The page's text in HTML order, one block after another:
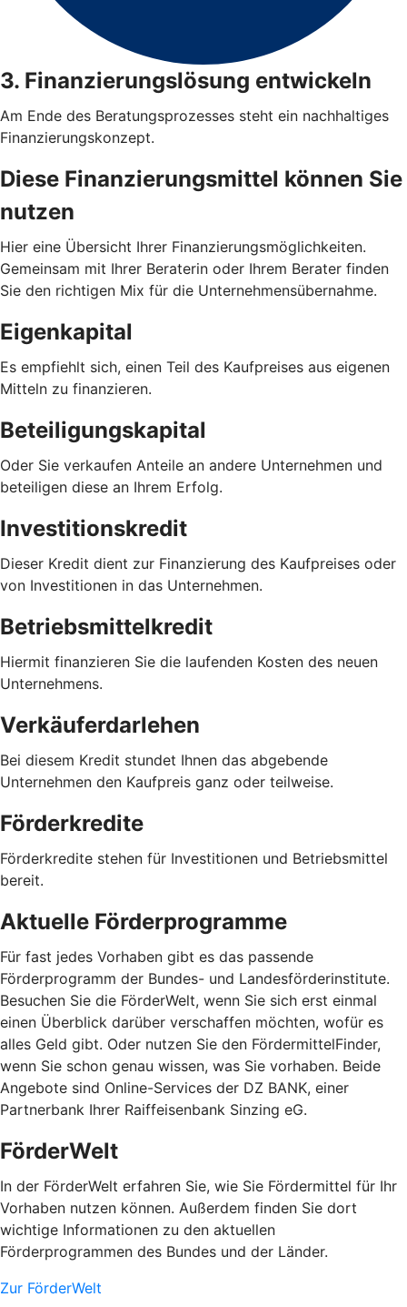
3. Finanzierungslösung entwickeln
Am Ende des Beratungsprozesses steht ein nachhaltiges
Finanzierungskonzept.
Diese Finanzierungsmittel können Sie
nutzen
Hier eine Übersicht Ihrer Finanzierungsmöglichkeiten.
Gemeinsam mit Ihrer Beraterin oder Ihrem Berater finden
Sie den richtigen Mix für die Unternehmensübernahme.
Eigenkapital
Es empfiehlt sich, einen Teil des Kaufpreises aus eigenen
Mitteln zu finanzieren.
Beteiligungskapital
Oder Sie verkaufen Anteile an andere Unternehmen und
beteiligen diese an Ihrem Erfolg.
Investitionskredit
Dieser Kredit dient zur Finanzierung des Kaufpreises oder
von Investitionen in das Unternehmen.
Betriebsmittelkredit
Hiermit finanzieren Sie die laufenden Kosten des neuen
Unternehmens.
Verkäuferdarlehen
Bei diesem Kredit stundet Ihnen das abgebende
Unternehmen den Kaufpreis ganz oder teilweise.
Förderkredite
Förderkredite stehen für Investitionen und Betriebsmittel
bereit.
Aktuelle Förderprogramme
Für fast jedes Vorhaben gibt es das passende
Förderprogramm der Bundes- und Landesförderinstitute.
Besuchen Sie die FörderWelt, wenn Sie sich erst einmal
einen Überblick darüber verschaffen möchten, wofür es
alles Geld gibt. Oder nutzen Sie den FördermittelFinder,
wenn Sie schon genau wissen, was Sie vorhaben. Beide
Angebote sind Online-Services der DZ BANK, einer
Partnerbank Ihrer Raiffeisenbank Sinzing eG.
FörderWelt
In der FörderWelt erfahren Sie, wie Sie Fördermittel für Ihr
Vorhaben nutzen können. Außerdem finden Sie dort
wichtige Informationen zu den aktuellen
Förderprogrammen des Bundes und der Länder.
Zur FörderWelt